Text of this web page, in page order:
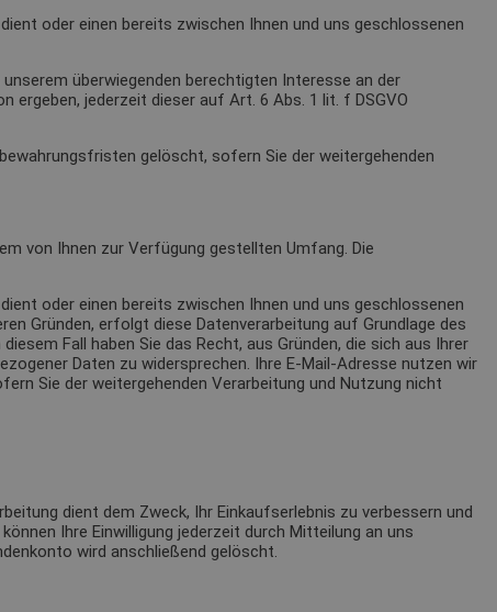
oder einen bereits zwischen Ihnen und uns geschlossenen
überwiegenden berechtigten Interesse an der
ergeben, jederzeit dieser auf Art. 6 Abs. 1 lit. f DSGVO
gelöscht, sofern Sie der weitergehenden
von Ihnen zur Verfügung gestellten Umfang. Die
oder einen bereits zwischen Ihnen und uns geschlossenen
Gründen, erfolgt diese Datenverarbeitung auf Grundlage des
Fall haben Sie das Recht, aus Gründen, die sich aus Ihrer
Daten zu widersprechen. Ihre E-Mail-Adresse nutzen wir
Sie der weitergehenden Verarbeitung und Nutzung nicht
dient dem Zweck, Ihr Einkaufserlebnis zu verbessern und
Ihre Einwilligung jederzeit durch Mitteilung an uns
wird anschließend gelöscht.